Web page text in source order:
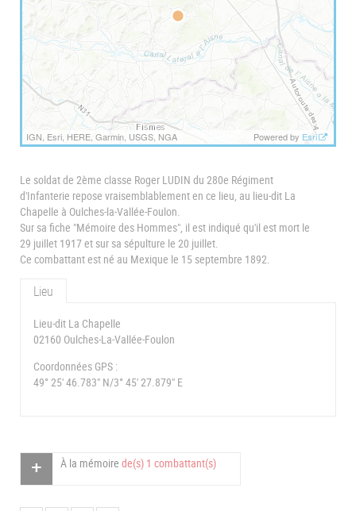
IGN, Esri, HERE, Garmin, USGS, NGA Powered by Esri
Le soldat de 2ème classe Roger LUDIN du 280e Régiment
d'Infanterie repose vraisemblablement en ce lieu, au lieu-dit La
Chapelle à Oulches-la-Vallée-Foulon.
Sur sa fiche "Mémoire des Hommes", il est indiqué qu'il est mort le
29 juillet 1917 et sur sa sépulture le 20 juillet.
Ce combattant est né au Mexique le 15 septembre 1892.
Lieu
Lieu-dit La Chapelle
02160 Oulches-La-Vallée-Foulon
Coordonnées GPS :
49° 25' 46.783" N/3° 45' 27.879" E
À la mémoire de(s) 1 combattant(s)